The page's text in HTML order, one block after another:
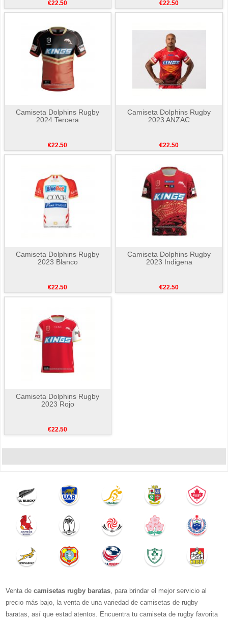
€22.50 €22.50
Camiseta Dolphins Rugby
2024 Tercera
€22.50
Camiseta Dolphins Rugby
2023 ANZAC
€22.50
Camiseta Dolphins Rugby
2023 Blanco
€22.50
Camiseta Dolphins Rugby
2023 Indigena
€22.50
Camiseta Dolphins Rugby
2023 Rojo
€22.50
Venta de camisetas rugby baratas, para brindar el mejor servicio al
precio más bajo, la venta de una variedad de camisetas de rugby
baratas, así que estad atentos. Encuentra tu camiseta de rugby favorita